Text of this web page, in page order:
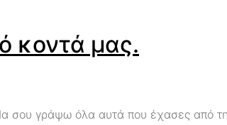
κοντά μας.
γράψω όλα αυτά που έχασες από